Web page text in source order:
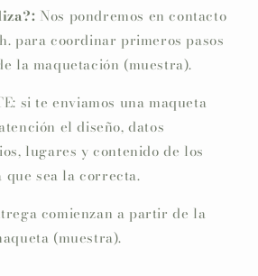
Nos pondremos en contacto
para coordinar primeros pasos
la maquetación (muestra).
si te enviamos una maqueta
el diseño, datos
lugares y contenido de los
que sea la correcta.
comienzan a partir de la
(muestra).